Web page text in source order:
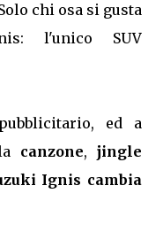
chi osa si gusta
l'unico SUV
ed a
canzone,jingle
Ignis cambia